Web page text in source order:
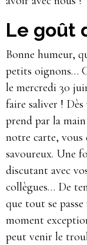
Le goût
Bonne humeur,
petits oignons…
le mercredi 30
faire saliver !
prend par la
notre carte, vous
savoureux. Une
discutant avec
collègues… De
que tout se
moment
peut venir le